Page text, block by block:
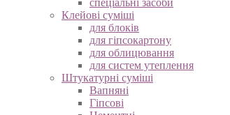
Клейові суміші
для блоків
для гіпсокартону
для облицювання
для систем утеплення
Штукатурні суміші
Вапняні
Гіпсові